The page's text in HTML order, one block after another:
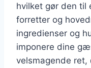
hvilket gør den til
forretter og
ingredienser og
imponere dine
velsmagende